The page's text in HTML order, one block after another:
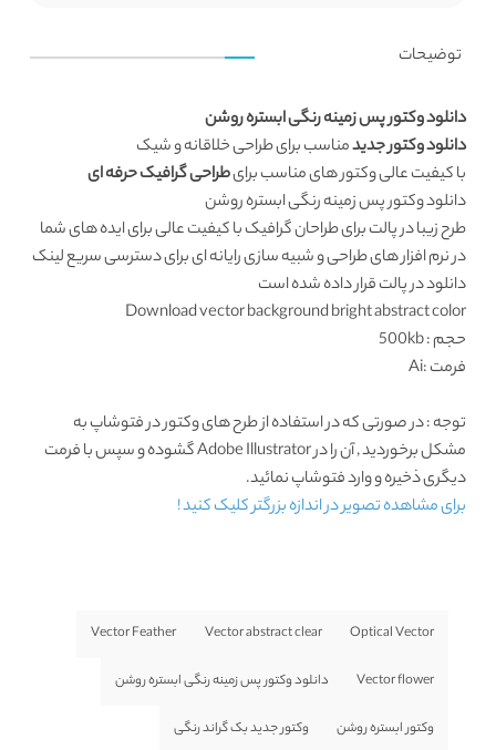
توضیحات
دانلود وکتور پس زمینه رنگی ابستره روشن
دانلود وکتور جدیدمناسب برای طراحی خلاقانه و شیک
با کیفیت عالی وکتور های مناسب برایطراحی گرافیک حرفه ای
دانلود وکتور پس زمینه رنگی ابستره روشن
طرح زیبا در پالت برای طراحان گرافیک با کیفیت عالی برای ایده های شما
در نرم افزار های طراحی و شبیه سازی رایانه ای برای دسترسی سریع لینک
دانلود در پالت قرار داده شده است
Download vector background bright abstract color
حجم : 500kb
فرمت :Ai
توجه : در صورتی که در استفاده از طرح های وکتور در فتوشاپ به
مشکل برخوردید , آن را در Adobe Illustrator گشوده و سپس با فرمت
دیگری ذخیره و وارد فتوشاپ نمائید.
برای مشاهده تصویر در اندازه بزرگتر کلیک کنید !
Optical Vector
Vector abstract clear
Vector Feather
Vector flower دانلود وکتور پس زمینه رنگی ابستره روشن
وکتور ابستره روشن وکتور جدید بک گراند رنگی